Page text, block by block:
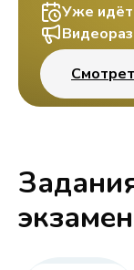
Уже идёт